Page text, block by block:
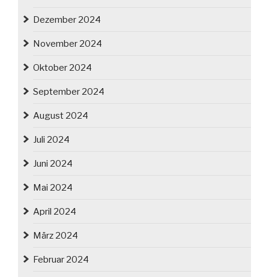
Dezember 2024
November 2024
Oktober 2024
September 2024
August 2024
Juli 2024
Juni 2024
Mai 2024
April 2024
März 2024
Februar 2024